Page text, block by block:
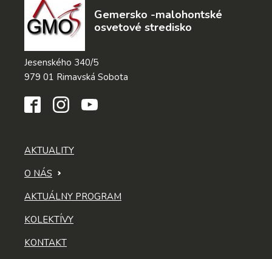
Gemersko -malohontské
osvetové stredisko
Jesenského 340/5
979 01 Rimavská Sobota
AKTUALITY
O NÁS
AKTUÁLNY PROGRAM
KOLEKTÍVY
KONTAKT